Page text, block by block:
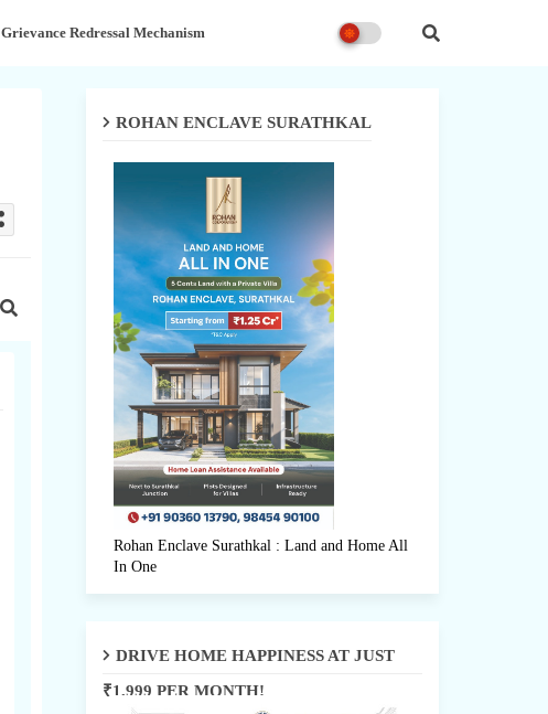
Grievance Redressal Mechanism
ROHAN ENCLAVE SURATHKAL
Rohan Enclave Surathkal : Land and Home All
In One
DRIVE HOME HAPPINESS AT JUST
₹1,999 PER MONTH!